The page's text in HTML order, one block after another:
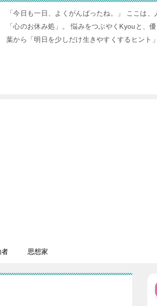
「今日も一日、よくがんばったね。」 ここは
「心のお休み処」。 悩みをつぶやくKyouと、
葉から「明日を少しだけ生きやすくするヒント
者 思想家